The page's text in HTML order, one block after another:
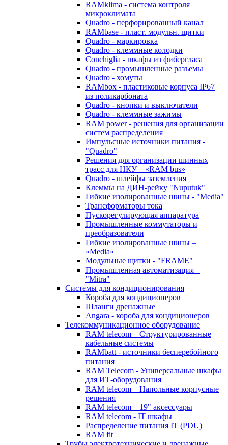
RAMklima - система контроля
микроклимата
Quadro - перфорированный канал
RAMbase - пласт. модульн. щитки
Quadro - маркировка
Quadro - клеммные колодки
Conchiglia - шкафы из фибергласа
Quadro - промышленные разъемы
Quadro - хомуты
RAMbox - пластиковые корпуса IP67
из поликарбоната
Quadro - кнопки и выключатели
Quadro - клеммные зажимы
RAM power - решения для организации
систем распределения
Импульсные источники питания -
"Quadro"
Решения для организации шинных
трасс для НКУ – «RAM bus»
Quadro - шлейфы заземления
Клеммы на ДИН-рейку "Nuputuk"
Гибкие изолированные шины - "Media"
Трансформаторы тока
Пускорегулирующая аппаратура
Промышленные коммутаторы и
преобразователи
Гибкие изолированные шины –
«Media»
Модульные щитки - "FRAME"
Промышленная автоматизация –
"Mitra"
Системы для кондиционирования
Короба для кондиционеров
Шланги дренажные
Angara - короба для кондиционеров
Телекоммуникационное оборудование
RAM telecom – Структурированные
кабельные системы
RAMbatt - источники бесперебойного
питания
RAM Telecom - Универсальные шкафы
для ИТ-оборудования
RAM telecom – Напольные корпусные
решения
RAM telecom – 19" аксессуары
RAM telecom - IT шкафы
Распределение питания IT (PDU)
RAM fit